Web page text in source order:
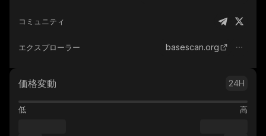
コミュニティ
エクスプローラー basescan.org
価格変動 24H
低 高